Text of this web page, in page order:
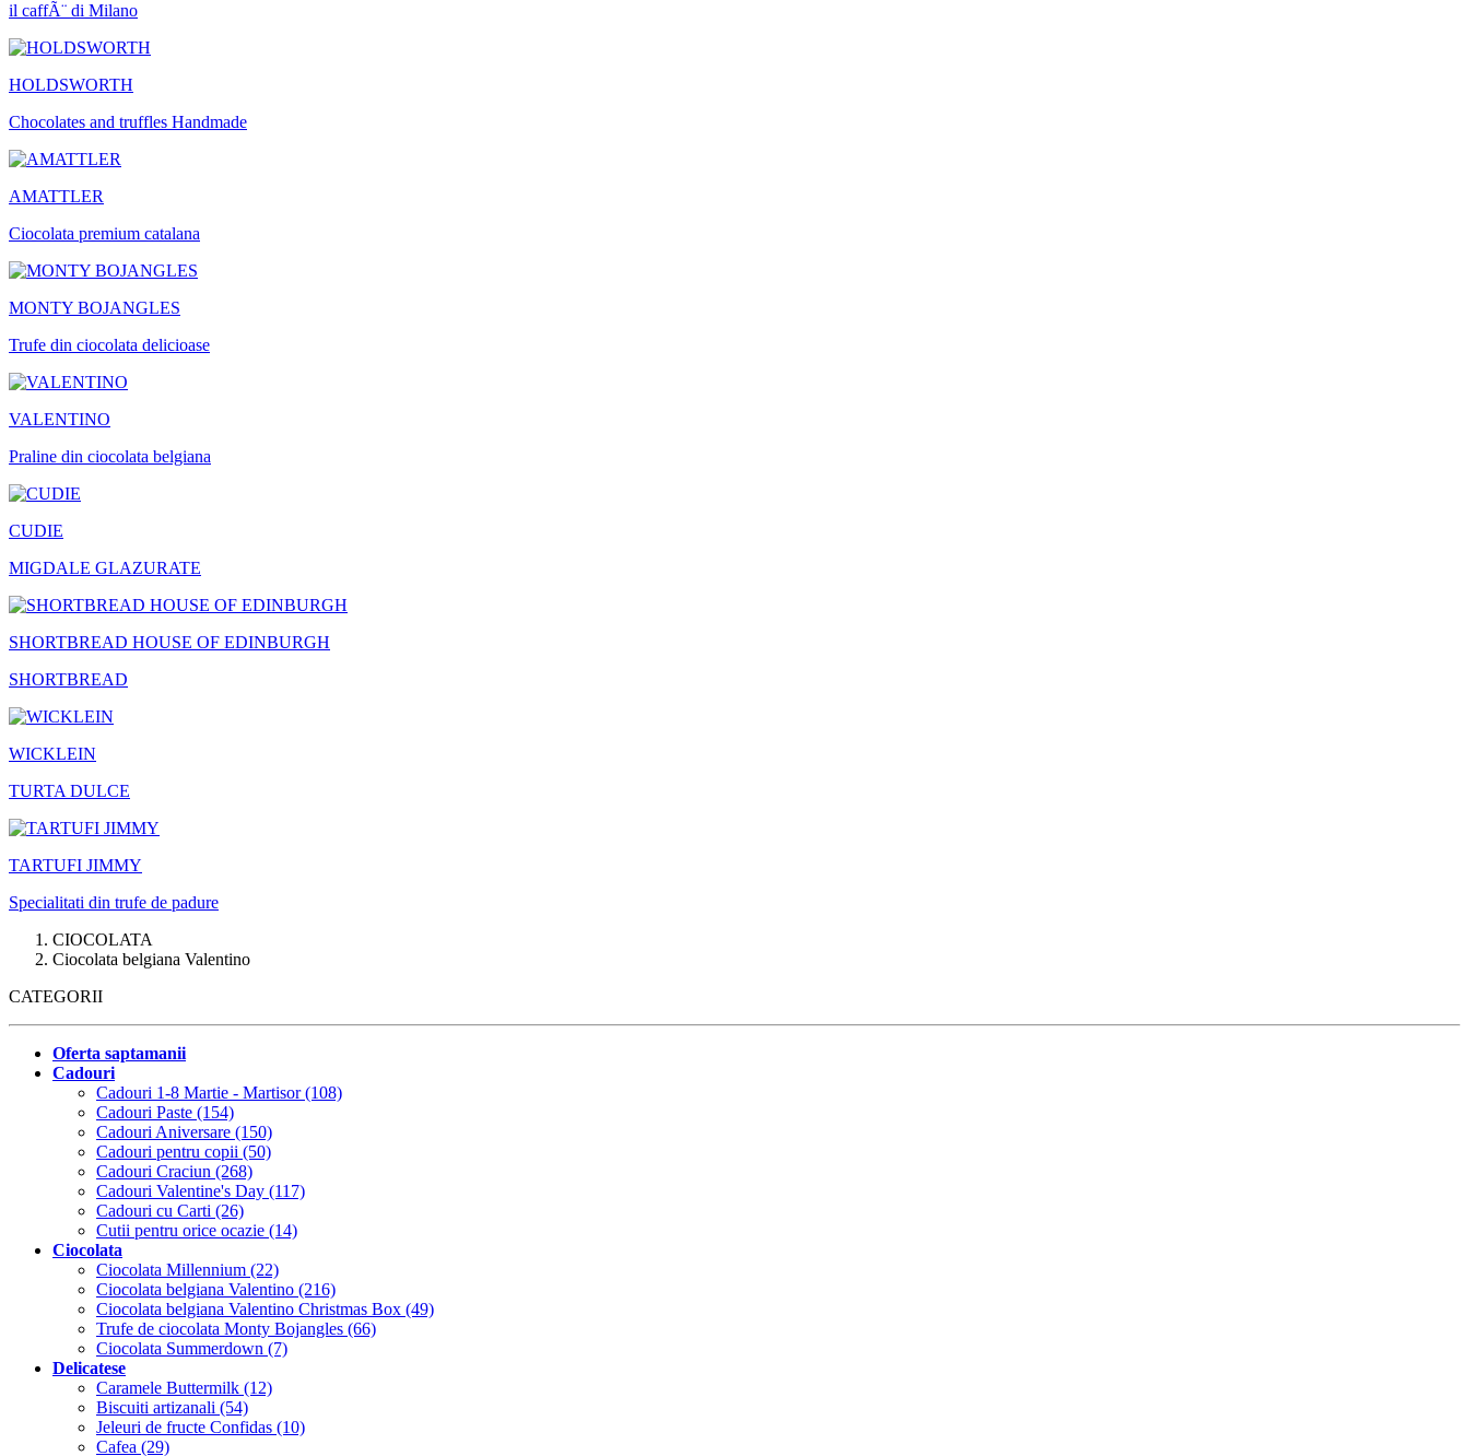
il caffÃ¨ di Milano
HOLDSWORTH
Chocolates and truffles Handmade
AMATTLER
Ciocolata premium catalana
MONTY BOJANGLES
Trufe din ciocolata delicioase
VALENTINO
Praline din ciocolata belgiana
CUDIE
MIGDALE GLAZURATE
SHORTBREAD HOUSE OF EDINBURGH
SHORTBREAD
WICKLEIN
TURTA DULCE
TARTUFI JIMMY
Specialitati din trufe de padure
CIOCOLATA
Ciocolata belgiana Valentino
CATEGORII
Oferta saptamanii
Cadouri
Cadouri 1-8 Martie - Martisor (108)
Cadouri Paste (154)
Cadouri Aniversare (150)
Cadouri pentru copii (50)
Cadouri Craciun (268)
Cadouri Valentine's Day (117)
Cadouri cu Carti (26)
Cutii pentru orice ocazie (14)
Ciocolata
Ciocolata Millennium (22)
Ciocolata belgiana Valentino (216)
Ciocolata belgiana Valentino Christmas Box (49)
Trufe de ciocolata Monty Bojangles (66)
Ciocolata Summerdown (7)
Delicatese
Caramele Buttermilk (12)
Biscuiti artizanali (54)
Jeleuri de fructe Confidas (10)
Cafea (29)